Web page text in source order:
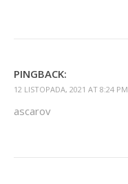
PINGBACK:
12 LISTOPADA, 2021 AT 8:24 PM
ascarov